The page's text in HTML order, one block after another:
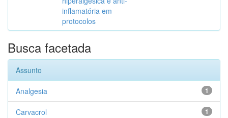
inflamatória em
protocolos
Busca facetada
Assunto
1
Analgesia
1
Carvacrol